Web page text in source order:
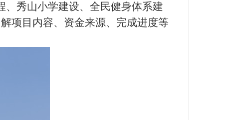
秀山小学建设、全民健身体系建
项目内容、资金来源、完成进度等